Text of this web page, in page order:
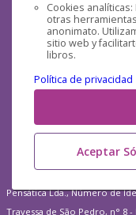
Cookies
otras
anonimato.
sitio web y
libros.
Política de privacidad
Aceptar
Pensática Lda., Número de
Travessa de São Pedro, n° 8